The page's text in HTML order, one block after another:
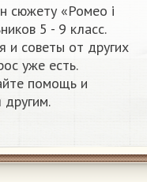
сюжету «Ромео і
5 - 9 класс.
и советы от других
уже есть.
помощь и
другим.